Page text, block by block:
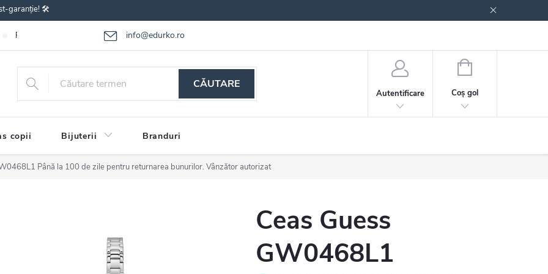
garanție! 🛠️
info@edurko.ro
Reclamațiile bunurilor Întrebări frecvente
CĂUTARE
Autentificare
COŞ
CUMPĂRĂTURI
Coş gol
copii Bijuterii Branduri
Până la 100 de zile pentru returnarea bunurilor. Vânzător autorizat
Ceas Guess
GW0468L1